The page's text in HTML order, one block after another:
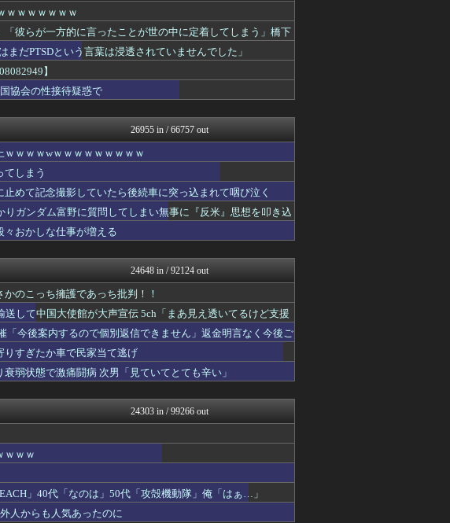
稿、攻撃...
阪神タイガースちゃんねる
なんJ PRIDE
ｗｗｗ...
なんJミュージアム
外で話題に
ポッカキット
と現地報...
【サッカー まとめ】サカラ...
の収入がそ...
まとめCUP
乃木坂46まとめ 乃木りん...
ポリー速報
」と疑われ...
NEWSまとめもりー｜2c...
に感謝した...
ぎ...
mashlife通信
鷹速@ホークスまとめブログ
使館が大声...
おーるじゃんる
トレンドの通り道
ぶる速-VIP
れた！との...
U-1 NEWS.
されてしま...
ぶる速-VIP
ウマ娘まとめ超速報！
まとめたニュース
ウマ娘うまぴょい速報
月2回の...
修羅場ライフ速報
℃-ute派なんday
きた！」...
不思議.net - 5ch...
なんじぇいスタジアム＠なん...
い。結果的...
わんこーる速報！
ｗ
おたくみくす 声優まとめ
力を目にし...
ろぼ速VIP
なくなった...
修羅の華-家庭・生活まとめ
スターライト速報 -遊戯王...
いたしん！
ｗｗｗｗｗｗｗ
彼らが一方的に言ったことが世の中に定着してしまう」橋下
まだPTSDという言葉は浸透されていませんでした」
】
協会の性接待疑惑で
26955 in / 66757 out
ｗｗｗｗwｗｗｗｗｗｗｗｗｗ
てしまう
めて記念撮影していたら後続車に突っ込まれて咽び泣く
ガンダム富野に質問してしまい無事に『反米』思想を叩き込
々おかしな仕事が増える
24648 in / 92124 out
のこっち擁護であっち批判！！
して中国大使館が大声宣伝 5ch「まあ見え透いてるけど支援
「今後案内するので個別返信できません」返金明言なく今後ご
りすぎたか車で民家当て逃げ
弱状態で激痛闘病 次男「見ていてとても辛い」
24303 in / 99266 out
ｗｗｗ
」40代「なのは」50代「攻殻機動隊」俺「はぁ…」
人からも人気あったのに